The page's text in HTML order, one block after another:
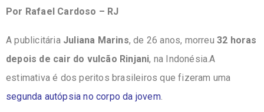
k
Por Rafael Cardoso – RJ
A publicitária Juliana Marins, de 26 anos, morreu32 horas
depois de cair do vulcão Rinjani, na Indonésia.A
estimativa é dos peritos brasileiros que fizeram uma
segunda autópsia no corpo da jovem.